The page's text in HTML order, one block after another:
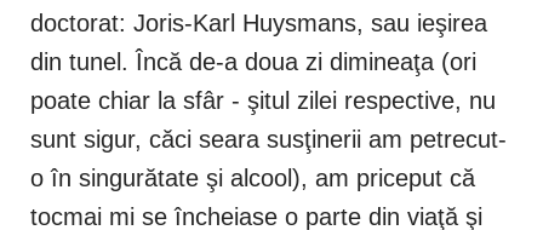
doctorat: Joris-Karl Huysmans, sau ieşirea
din tunel. Încă de-a doua zi dimineaţa (ori
poate chiar la sfâr - şitul zilei respective, nu
sunt sigur, căci seara susţinerii am petrecut-
o în singurătate şi alcool), am priceput că
tocmai mi se încheiase o parte din viaţă şi